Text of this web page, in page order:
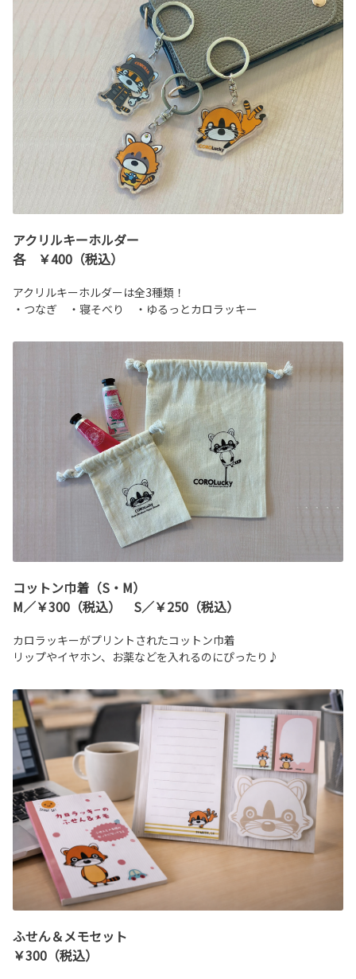
アクリルキーホルダー
各 ￥400（税込）
アクリルキーホルダーは全3種類！
・つなぎ ・寝そべり ・ゆるっとカロラッキー
コットン巾着（S・M）
M／￥300（税込） S／￥250（税込）
カロラッキーがプリントされたコットン巾着
リップやイヤホン、お薬などを入れるのにぴったり♪
ふせん＆メモセット
￥300（税込）